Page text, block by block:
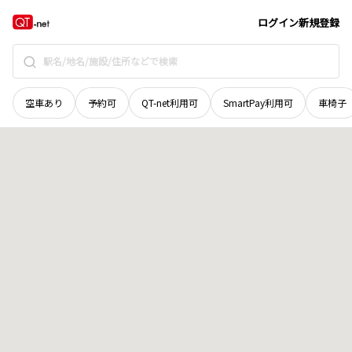
ログイン新規登録
空車あり 予約可 QT-net利用可 SmartPay利用可 車椅子
徳島県